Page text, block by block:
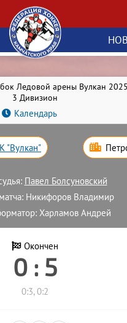
Ледовой арены Вулкан
3 Дивизион
Календарь
"Вулкан"
Павел Болсуновский
Никифоров Владимир
Харламов Андрей
Окончен
0 : 5
0:3, 0:2